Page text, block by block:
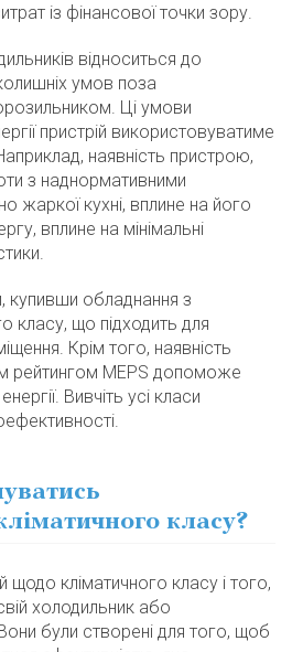
із фінансової точки зору.
відноситься до
умов поза
Ці умови
пристрій використовуватиме
наявність пристрою,
з наднормативними
жаркої кухні, вплине на його
вплине на мінімальні
купивши обладнання з
класу, що підходить для
Крім того, наявність
рейтингом MEPS допоможе
Вивчіть усі класи
класу?
щодо кліматичного класу і того,
холодильник або
були створені для того, щоб